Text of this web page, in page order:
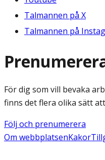
Talmannen på X
Talmannen på
För dig som vill bevaka
finns det flera olika sätt
Följ och prenumerera
Om webbplatsenKakor